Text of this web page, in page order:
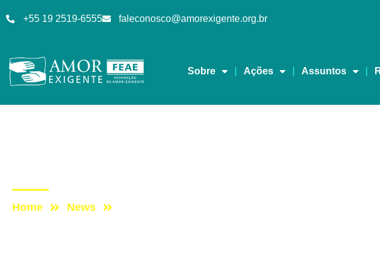
+55 19 2519-6555 faleconosco@amorexigente.org.br
Sobre Ações Assuntos
Home News